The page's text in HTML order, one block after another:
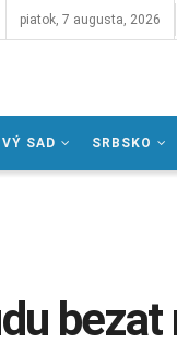
piatok, 7 augusta, 2026
SAD SRBSKO